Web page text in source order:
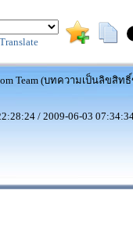
Translate
Team (บทความเป็นลิขสิ
/ 2009-06-03